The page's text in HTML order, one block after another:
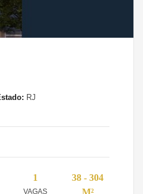
RJ
1
VAGAS
38 - 304
M²